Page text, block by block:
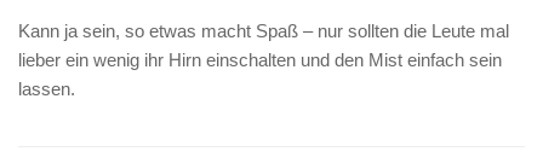
Kann ja sein, so etwas macht Spaß – nur sollten die Leute mal
lieber ein wenig ihr Hirn einschalten und den Mist einfach sein
lassen.